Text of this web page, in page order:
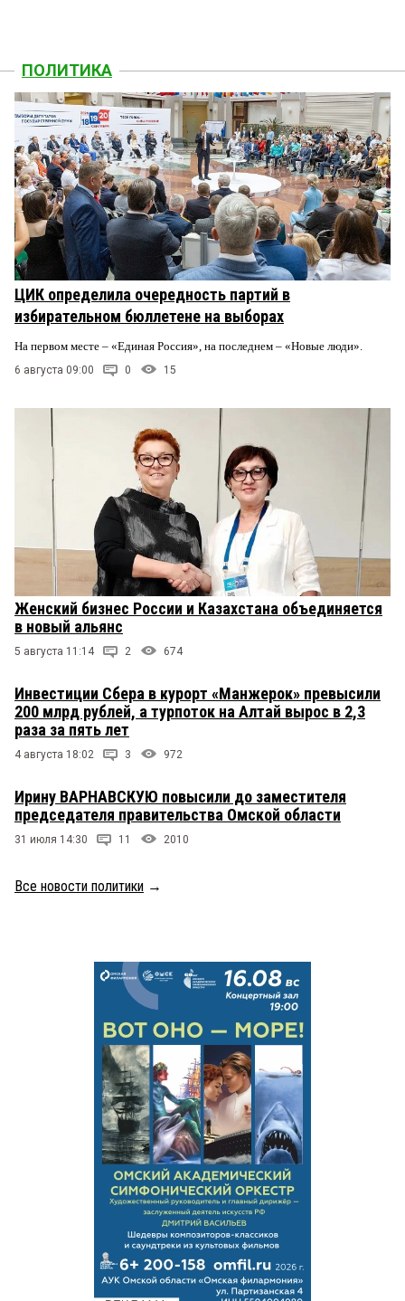
ПОЛИТИКА
ЦИК определила очередность партий в
избирательном бюллетене на выборах
На первом месте – «Единая Россия», на последнем – «Новые люди».
6 августа 09:00 0 15
Женский бизнес России и Казахстана объединяется
в новый альянс
5 августа 11:14 2 674
Инвестиции Сбера в курорт «Манжерок» превысили
200 млрд рублей, а турпоток на Алтай вырос в 2,3
раза за пять лет
4 августа 18:02 3 972
Ирину ВАРНАВСКУЮ повысили до заместителя
председателя правительства Омской области
31 июля 14:30 11 2010
Все новости политики →